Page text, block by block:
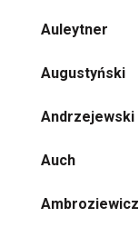
Auleytner
Augustyński
Andrzejewski
Auch
Ambroziewicz